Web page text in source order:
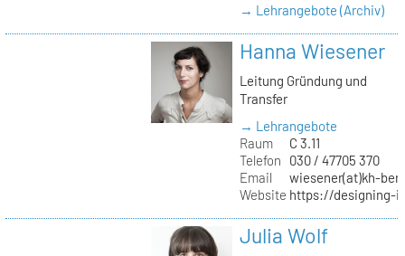
→ Lehrangebote (Archiv)
Hanna Wiesener
Leitung Gründung und
Transfer
→ Lehrangebote
Raum
C 3.11
Telefon
030 / 47705 370
Email
wiesener(at)kh-
Website https://designing-
Julia Wolf